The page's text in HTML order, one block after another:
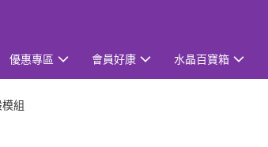
優惠專區 會員好康 水晶百寶箱
組